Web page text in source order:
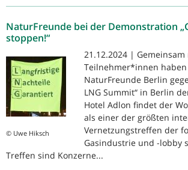
NaturFreunde bei der Demonstration
stoppen!“
© Uwe Hiksch
21.12.2024 |
Teilnehmer*innen
NaturFreunde Berlin
LNG Summit“ in Berlin
Hotel Adlon findet der
als einer der größten
Vernetzungstreffen der
Gasindustrie und -lobby
Treffen sind Konzerne...